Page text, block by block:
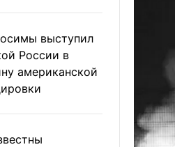
выступил
России в
американской